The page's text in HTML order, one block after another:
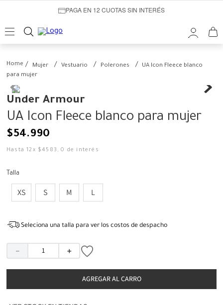
PAGA EN 12 CUOTAS SIN INTERÉS
Mujer Vestuario Polerones
UA Icon Fleece blanco
para mujer
Under Armour
UA Icon Fleece blanco para mujer
$54.990
Hasta12 x $4583 ,0 de interés
Talla
XS S M L
Seleciona una talla para ver los costos de despacho
＋
－
AGREGAR AL CARRO